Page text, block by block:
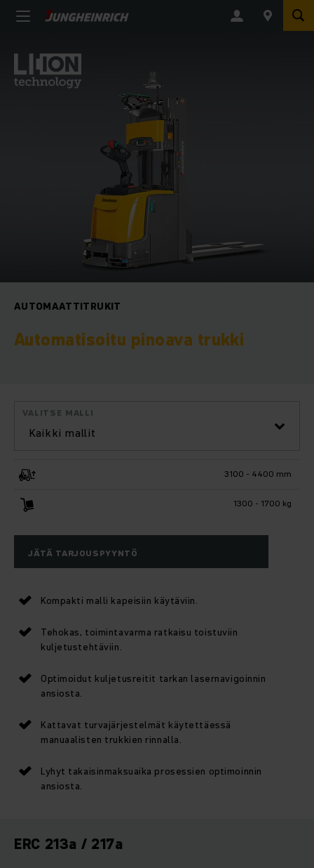
AUTOMAATTITRUKIT
Automatisoitu pinoava trukki
Kaikki mallit
VALITSE MALLI
3100 - 4400 mm
1300 - 1700 kg
JÄTÄ TARJOUSPYYNTÖ
Kompakti malli kapeisiin käytäviin.
Tehokas, toimintavarma ratkaisu toistuviin
kuljetustehtäviin.
Optimoidut kuljetusreitit tarkan lasernavigoinnin
ansiosta.
Kattavat turvajärjestelmät käytettäessä
manuaalisten trukkien rinnalla.
Lyhyt takaisinmaksuaika prosessien optimoinnin
ansiosta.
ERC 213a / 217a